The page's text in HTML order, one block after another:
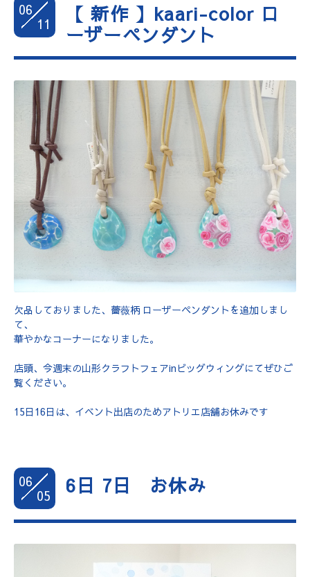
06
11
【 新作 】kaari-color ロ
ーザーペンダント
欠品しておりました、薔薇柄 ローザーペンダントを追加しまし
て、
華やかなコーナーになりました。
店頭、今週末の山形クラフトフェアinビッグウィングにてぜひご
覧ください。
15日16日は、イベント出店のためアトリエ店舗お休みです
06
05
6日 7日 お休み